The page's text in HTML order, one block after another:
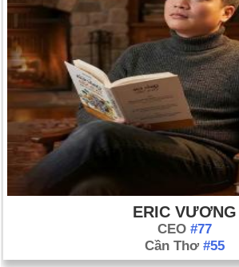
ERIC VƯƠNG
CEO #77
Cần Thơ #55